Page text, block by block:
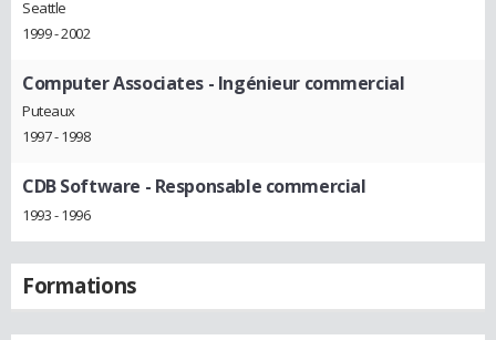
Seattle
1999 - 2002
Computer Associates - Ingénieur commercial
Puteaux
1997 - 1998
CDB Software - Responsable commercial
1993 - 1996
Formations